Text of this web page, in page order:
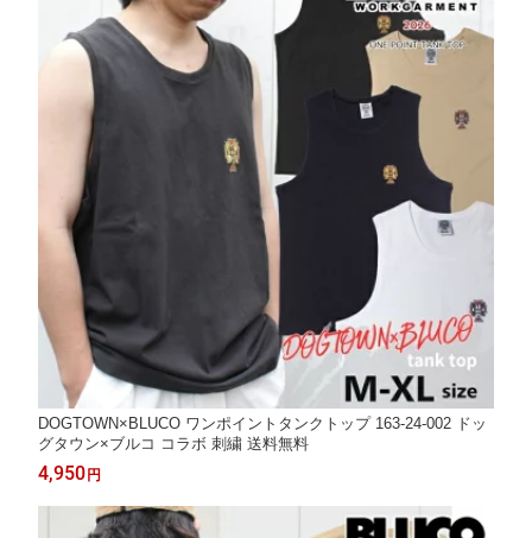
DOGTOWN×BLUCO ワンポイントタンクトップ 163-24-002 ドッ
グタウン×ブルコ コラボ 刺繍 送料無料
4,950 円